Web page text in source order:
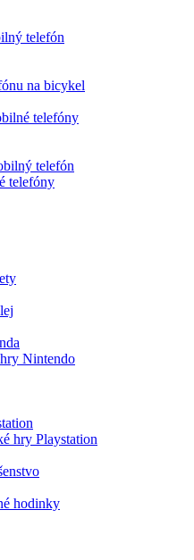
telefón
na bicykel
telefóny
telefón
telefóny
Nintendo
hry Playstation
hodinky